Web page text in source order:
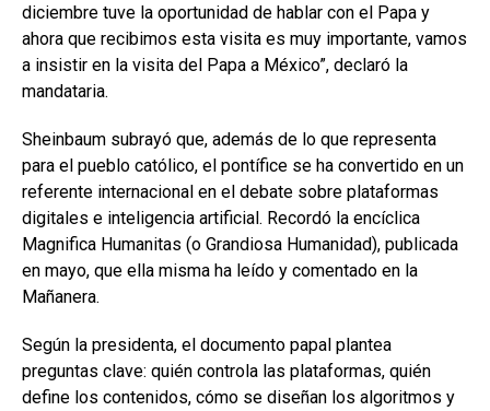
diciembre tuve la oportunidad de hablar con el Papa y
ahora que recibimos esta visita es muy importante, vamos
a insistir en la visita del Papa a México”, declaró la
mandataria.
Sheinbaum subrayó que, además de lo que representa
para el pueblo católico, el pontífice se ha convertido en un
referente internacional en el debate sobre plataformas
digitales e inteligencia artificial. Recordó la encíclica
Magnifica Humanitas (o Grandiosa Humanidad), publicada
en mayo, que ella misma ha leído y comentado en la
Mañanera.
Según la presidenta, el documento papal plantea
preguntas clave: quién controla las plataformas, quién
define los contenidos, cómo se diseñan los algoritmos y